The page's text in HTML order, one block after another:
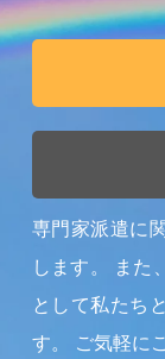
専門家派遣に
します。
また
として私たち
す。
ご気軽に